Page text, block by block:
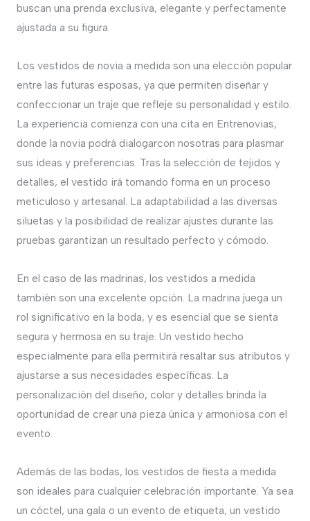
buscan una prenda exclusiva, elegante y perfectamente
ajustada a su figura.
Los vestidos de novia a medida son una elección popular
entre las futuras esposas, ya que permiten diseñar y
confeccionar un traje que refleje su personalidad y estilo.
La experiencia comienza con una cita en Entrenovias,
donde la novia podrá dialogarcon nosotras para plasmar
sus ideas y preferencias. Tras la selección de tejidos y
detalles, el vestido irá tomando forma en un proceso
meticuloso y artesanal. La adaptabilidad a las diversas
siluetas y la posibilidad de realizar ajustes durante las
pruebas garantizan un resultado perfecto y cómodo.
En el caso de las madrinas, los vestidos a medida
también son una excelente opción. La madrina juega un
rol significativo en la boda, y es esencial que se sienta
segura y hermosa en su traje. Un vestido hecho
especialmente para ella permitirá resaltar sus atributos y
ajustarse a sus necesidades específicas. La
personalización del diseño, color y detalles brinda la
oportunidad de crear una pieza única y armoniosa con el
evento.
Además de las bodas, los vestidos de fiesta a medida
son ideales para cualquier celebración importante. Ya sea
un cóctel, una gala o un evento de etiqueta, un vestido